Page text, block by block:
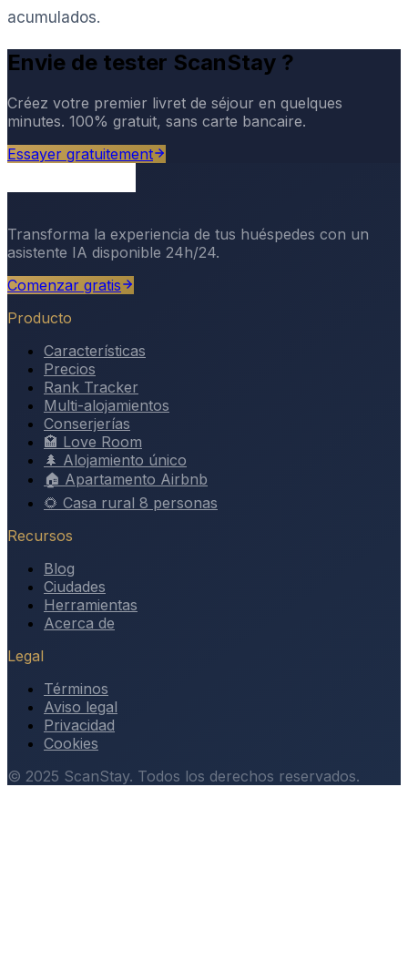
acumulados.
Envie de tester ScanStay ?
Créez votre premier livret de séjour en quelques
minutes. 100% gratuit, sans carte bancaire.
Essayer gratuitement
Transforma la experiencia de tus huéspedes con un
asistente IA disponible 24h/24.
Comenzar gratis
Producto
Características
Precios
Rank Tracker
Multi-alojamientos
Conserjerías
🏩 Love Room
🌲 Alojamiento único
🏠 Apartamento Airbnb
🌻 Casa rural 8 personas
Recursos
Blog
Ciudades
Herramientas
Acerca de
Legal
Términos
Aviso legal
Privacidad
Cookies
© 2025 ScanStay. Todos los derechos reservados.